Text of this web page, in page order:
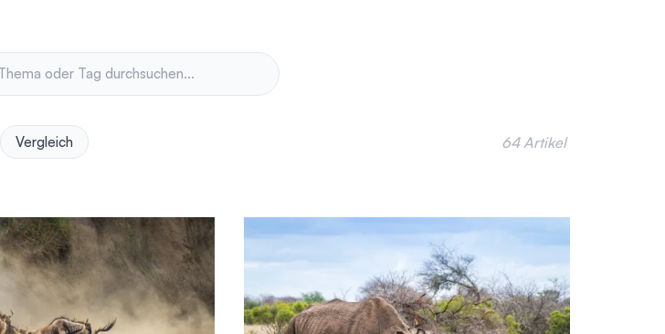
Vergleich 64 Artikel